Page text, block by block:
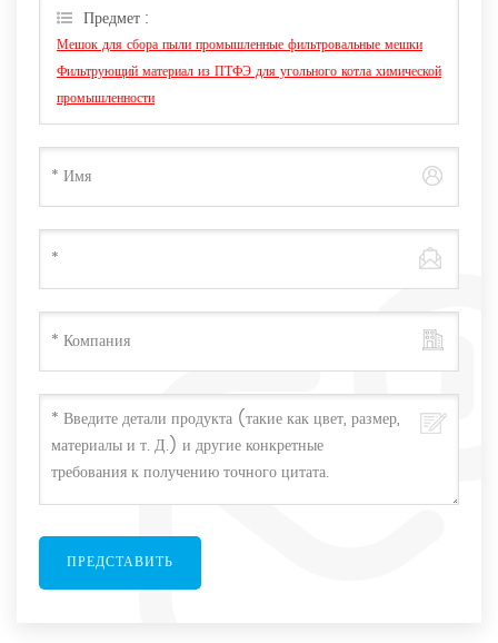
Предмет :
Мешок для сбора пыли промышленные фильтровальные мешки
Фильтрующий материал из ПТФЭ для угольного котла химической
промышленности